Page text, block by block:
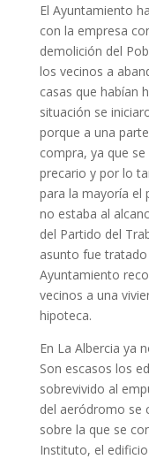
El Ayuntamiento
con la empresa
demolición del
los vecinos a
casas que habían
situación se
porque a una
compra, ya que
precario y por lo
para la mayoría el
no estaba al
del Partido del
asunto fue
Ayuntamiento
vecinos a una
hipoteca.
En La Albercia ya
Son escasos los
sobrevivido al
del aeródromo se
sobre la que se
Instituto, el